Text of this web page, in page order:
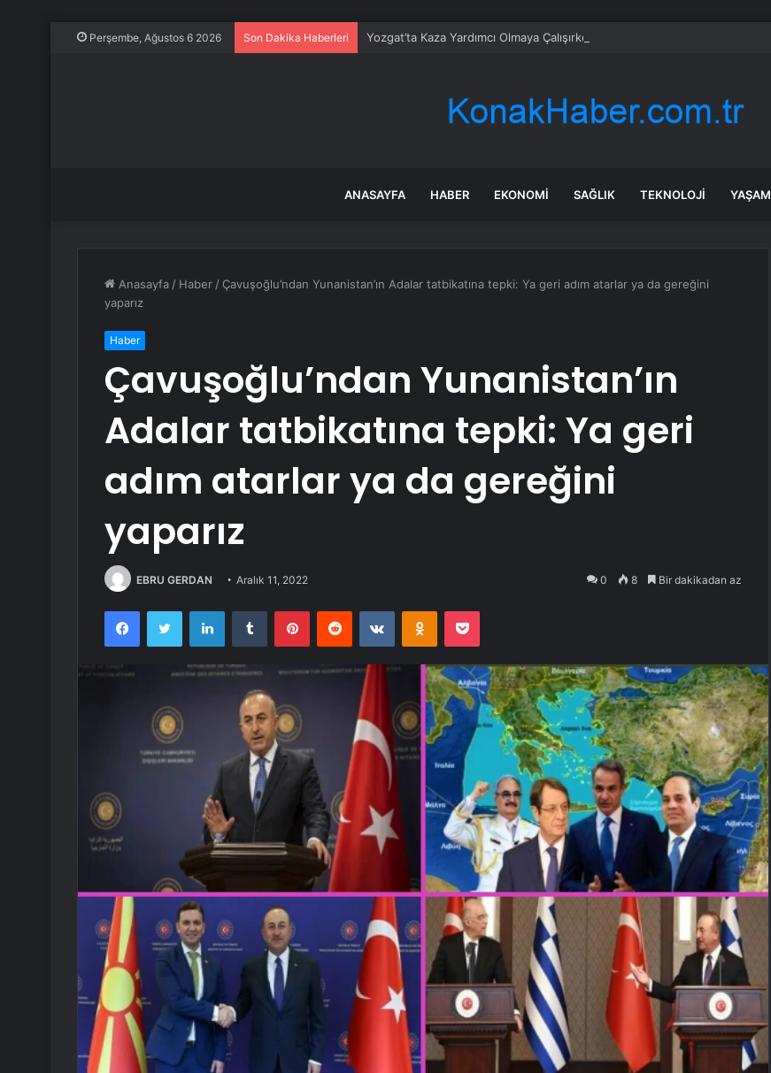
Perşembe, Ağustos 6 2026 Son Dakika Haberleri Yozgat’ta Kaza Yardımcı Olmaya Çalışırken Hayatını Kaybetti
ANASAYFA HABER EKONOMI SAĞLIK TEKNOLOJI YAŞAM
Anasayfa / Haber / Çavuşoğlu’ndan Yunanistan’ın Adalar tatbikatına tepki: Ya geri adım atarlar ya da gereğini
yaparız
Haber
Çavuşoğlu’ndan Yunanistan’ın
Adalar tatbikatına tepki: Ya geri
adım atarlar ya da gereğini
yaparız
EBRU GERDAN Aralık 11, 2022 0 8 Bir dakikadan az
FacebookTwitter LinkedInTumblr PinterestReddit VKontakteOdnoklassniki
Pocket